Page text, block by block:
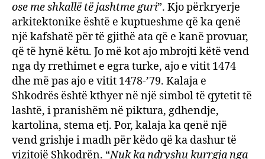
ose me shkallë të jashtme guri”. Kjo përkryerje
arkitektonike është e kuptueshme që ka qenë
një kafshatë për të gjithë ata që e kanë provuar,
që të hynë këtu. Jo më kot ajo mbrojti këtë vend
nga dy rrethimet e egra turke, ajo e vitit 1474
dhe më pas ajo e vitit 1478-’79. Kalaja e
Shkodrës është kthyer në një simbol të qytetit të
lashtë, i pranishëm në piktura, gdhendje,
kartolina, stema etj. Por, kalaja ka qenë një
vend grishje i madh për këdo që ka dashur të
vizitojë Shkodrën. “Nuk ka ndryshu kurrgja nga